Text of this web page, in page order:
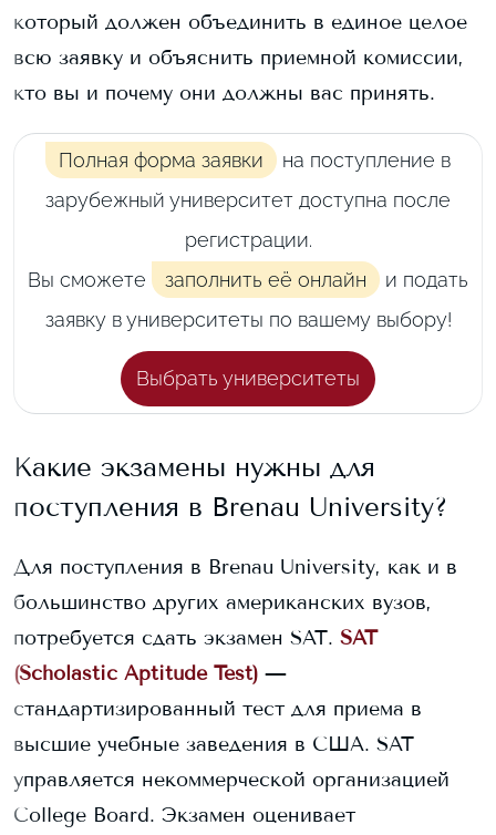
который должен объединить в единое целое
всю заявку и объяснить приемной комиссии,
кто вы и почему они должны вас принять.
Полная форма заявки
на поступление в
зарубежный университет доступна после
регистрации.
Вы сможете
заполнить её онлайн
и подать
заявку в университеты по вашему выбору!
Выбрать университеты
Какие экзамены нужны для
поступления в Brenau University?
Для поступления в Brenau University, как и в
большинство других американских вузов,
потребуется сдать экзамен SAT. SAT
(Scholastic Aptitude Test) —
стандартизированный тест для приема в
высшие учебные заведения в США. SAT
управляется некоммерческой организацией
College Board. Экзамен оценивает